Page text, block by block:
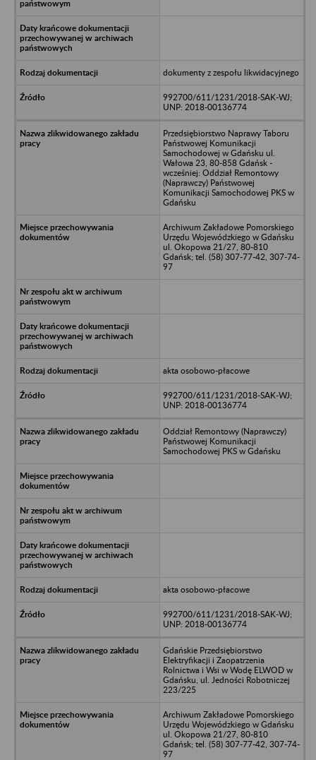
dokumenty z zespołu likwidacyjnego
992700/611/1231/2018-SAK-WJ;
UNP: 2018-00136774
Przedsiębiorstwo Naprawy Taboru
Państwowej Komunikacji
Samochodowej w Gdańsku ul.
Wałowa 23, 80-858 Gdańsk -
wcześniej: Oddział Remontowy
(Naprawczy) Państwowej
Komunikacji Samochodowej PKS w
Gdańsku
Archiwum Zakładowe Pomorskiego
Urzędu Wojewódzkiego w Gdańsku
ul. Okopowa 21/27, 80-810
Gdańsk; tel. (58) 307-77-42, 307-74-
97
akta osobowo-płacowe
992700/611/1231/2018-SAK-WJ;
UNP: 2018-00136774
Oddział Remontowy (Naprawczy)
Państwowej Komunikacji
Samochodowej PKS w Gdańsku
akta osobowo-płacowe
992700/611/1231/2018-SAK-WJ;
UNP: 2018-00136774
Gdańskie Przedsiębiorstwo
Elektryfikacji i Zaopatrzenia
Rolnictwa i Wsi w Wodę ELWOD w
Gdańsku, ul. Jedności Robotniczej
223/225
Archiwum Zakładowe Pomorskiego
Urzędu Wojewódzkiego w Gdańsku
ul. Okopowa 21/27, 80-810
Gdańsk; tel. (58) 307-77-42, 307-74-
97